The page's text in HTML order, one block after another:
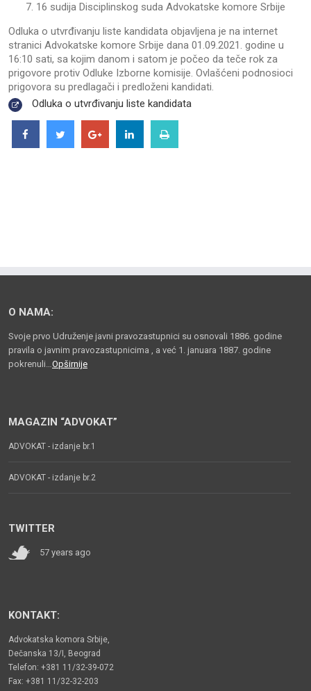
16 sudija Disciplinskog suda Advokatske komore Srbije
Odluka o utvrđivanju liste kandidata objavljena je na internet
stranici Advokatske komore Srbije dana 01.09.2021. godine u
16:10 sati, sa kojim danom i satom je počeo da teče rok za
prigovore protiv Odluke Izborne komisije. Ovlašćeni podnosioci
prigovora su predlagači i predloženi kandidati.
Odluka o utvrđivanju liste kandidata
O NAMA:
Svoje prvo Udruženje javni pravozastupnici su osnovali 1886. godine
pravila o javnim pravozastupnicima , a već 1. januara 1887. godine
pokrenuli…Opširnije
MAGAZIN “ADVOKAT”
ADVOKAT - izdanje br.1
ADVOKAT - izdanje br.2
TWITTER
57 years ago
KONTAKT:
Advokatska komora Srbije,
Dečanska 13/I, Beograd
Telefon: +381 11/32-39-072
Fax: +381 11/32-32-203